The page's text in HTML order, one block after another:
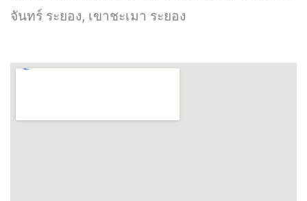
จันทร์ ระยอง, เขาชะเมา ระยอง